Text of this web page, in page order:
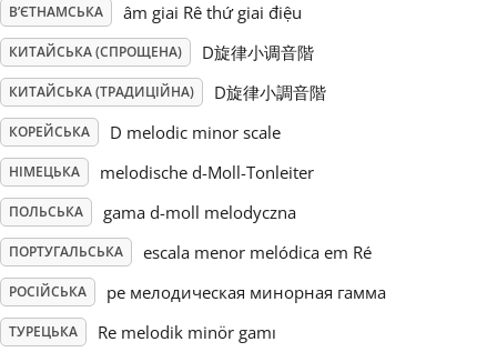
Tiếng Việt
Türkçe
Українська
简体中文
繁體中文
В’ЄТНАМСЬКА âm giai Rê thứ giai điệu
КИТАЙСЬКА (СПРОЩЕНА) D旋律小调音階
КИТАЙСЬКА (ТРАДИЦІЙНА) D旋律小調音階
КОРЕЙСЬКА D melodic minor scale
НІМЕЦЬКА melodische d-Moll-Tonleiter
ПОЛЬСЬКА gama d-moll melodyczna
ПОРТУГАЛЬСЬКА escala menor melódica em Ré
РОСІЙСЬКА ре мелодическая минорная гамма
ТУРЕЦЬКА Re melodik minör gamı